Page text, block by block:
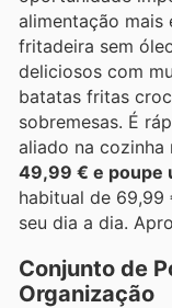
alimentação mais
fritadeira sem
deliciosos com
batatas fritas
sobremesas. É
aliado na cozinha
49,99 € e poupe
habitual de 69,99
seu dia a dia.
Conjunto de
Organização